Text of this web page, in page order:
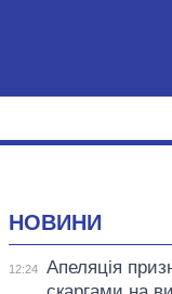
НОВИНИ
12:24
Апеляція